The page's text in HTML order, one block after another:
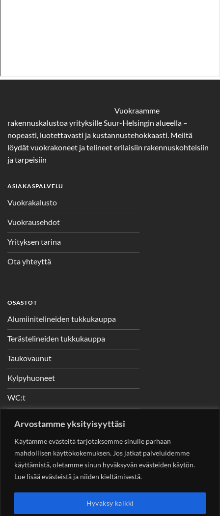
Arvostamme yksityisyyttäsi
Käytämme evästeitä tarjotaksemme sinulle parhaan
mahdollisen käyttökokemuksen. Jos jatkat palveluidemme
käyttämistä, oletamme sinun hyväksyvän evästeiden käytön.
Lue lisää evästeistä ja niiden kieltämisestä.
Hyväksy kaikki
Vuokraamme
rakennuskalustoa yrityksille Suur-Helsingin alueella –
nopeasti, luotettavasti ja kustannustehokkaasti. Meiltä
löydät vuokrakoneet ja telineet erilaisiin rakennuskohteisiin
ja tarpeisiin
ASIAKASPALVELU
Vuokrakalusto
Vuokrausehdot
Yrityksen tarina
Ota yhteyttä
OSASTOT
Alumiinitelineiden tukkukauppa
Terästelineiden tukkukauppa
Taukovaunut
Kylpyhuoneet
WC:t
Nostimet
YHTEYSTIEDOT
Helsingin Rakennuskonevuokraus OySotungintie 449,
00890 Helsinki 0400 99 53 63